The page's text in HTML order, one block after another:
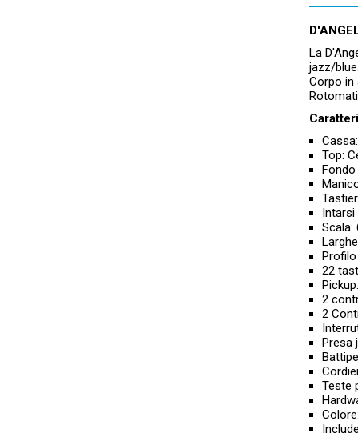
La
jazz/
Corpo in
Top:
Intarsi
Scala:
Profilo
22
2
2
Presa
Teste